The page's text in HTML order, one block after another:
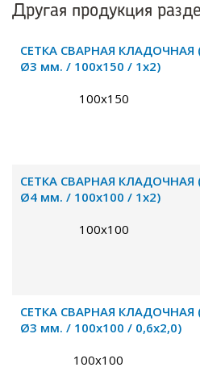
Другая продукция
СЕТКА СВАРНАЯ КЛАДОЧНАЯ
Ø3 мм. / 100х150 / 1х2)
100х150
СЕТКА СВАРНАЯ КЛАДОЧНАЯ
Ø4 мм. / 100х100 / 1х2)
100х100
СЕТКА СВАРНАЯ КЛАДОЧНАЯ
Ø3 мм. / 100х100 / 0,6х2,0)
100х100